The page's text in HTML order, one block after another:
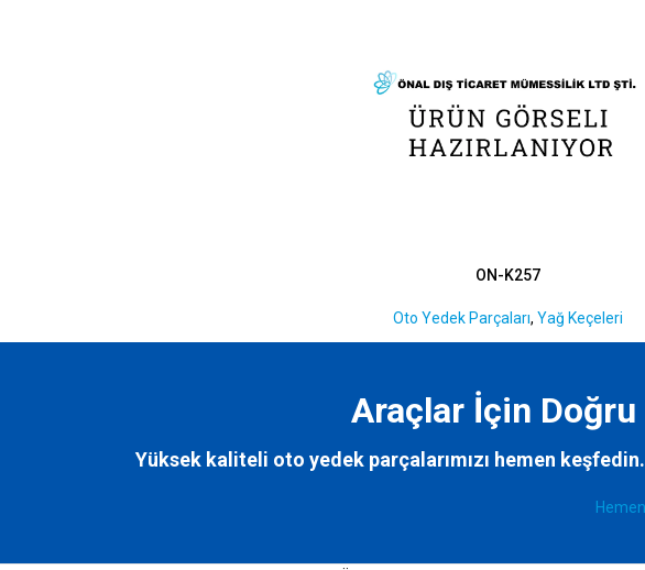
ON-K257
Oto Yedek Parçaları, Yağ Keçeleri
Araçlar İçin
Yüksek kaliteli oto yedek parçalarımızı hemen